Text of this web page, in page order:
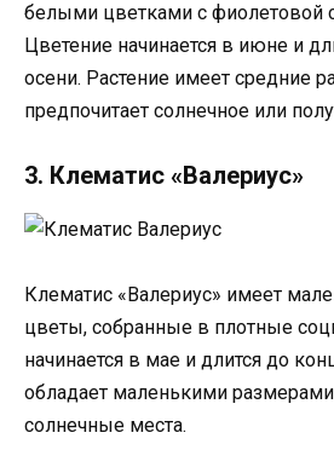
белыми цветками с фиолетовой
Цветение начинается в июне и
осени. Растение имеет средние
предпочитает солнечное или
3. Клематис «Валериус»
Клематис «Валериус» имеет
цветы, собранные в плотные
начинается в мае и длится до
обладает маленькими
солнечные места.